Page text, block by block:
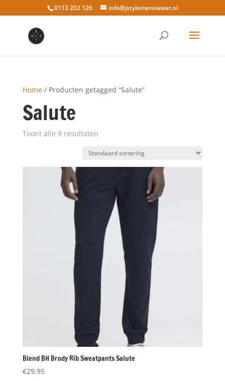
0113 202 126 info@jstylemenswear.nl
Home/ Producten getagged “Salute”
Salute
Toont alle 9 resultaten
Blend BH Brody Rib Sweatpants Salute
€29,95